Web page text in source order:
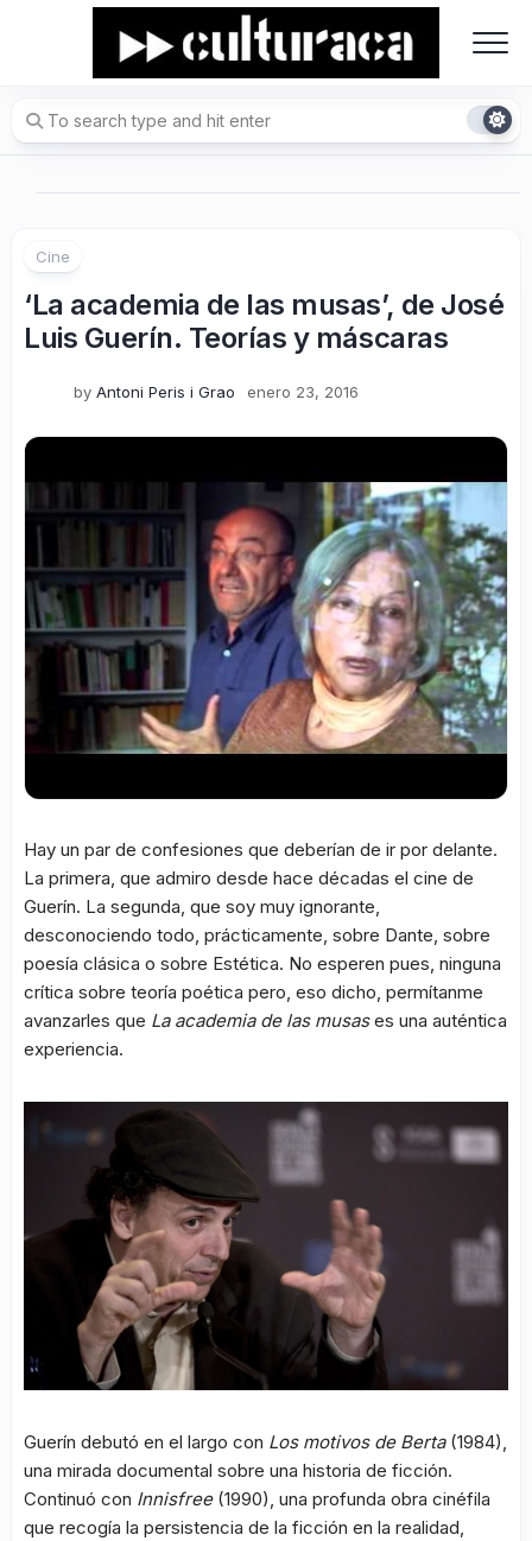
Cine
‘La academia de las musas’, de José
Luis Guerín. Teorías y máscaras
by Antoni Peris i Grao enero 23, 2016
Hay un par de confesiones que deberían de ir por delante.
La primera, que admiro desde hace décadas el cine de
Guerín. La segunda, que soy muy ignorante,
desconociendo todo, prácticamente, sobre Dante, sobre
poesía clásica o sobre Estética. No esperen pues, ninguna
crítica sobre teoría poética pero, eso dicho, permítanme
avanzarles que La academia de las musases una auténtica
experiencia.
Guerín debutó en el largo con Los motivos de Berta(1984),
una mirada documental sobre una historia de ficción.
Continuó con Innisfree(1990), una profunda obra cinéfila
que recogía la persistencia de la ficción en la realidad,